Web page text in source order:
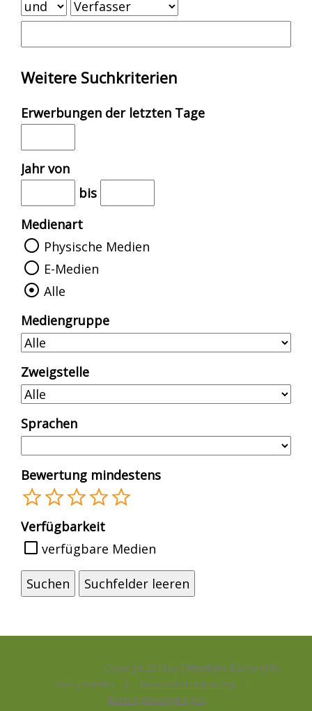
Weitere Suchkriterien
Erwerbungen der letzten Tage
Jahr von
bis
Medienart
Physische Medien
E-Medien
Alle
Mediengruppe
Zweigstelle
Sprachen
Bewertung mindestens
2
1
Verfügbarkeit
verfügbare Medien
Copyright 2018 by Öffentliche Bücherei St.
Georg Vreden
| Datenschutzerklärung
|
Nutzungsbedingungen